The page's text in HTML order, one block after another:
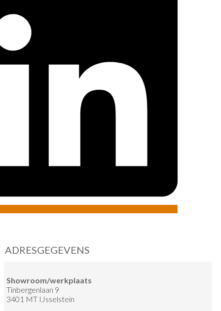
ADRESGEGEVENS
Showroom/werkplaats
Tinbergenlaan 9
3401 MT IJsselstein